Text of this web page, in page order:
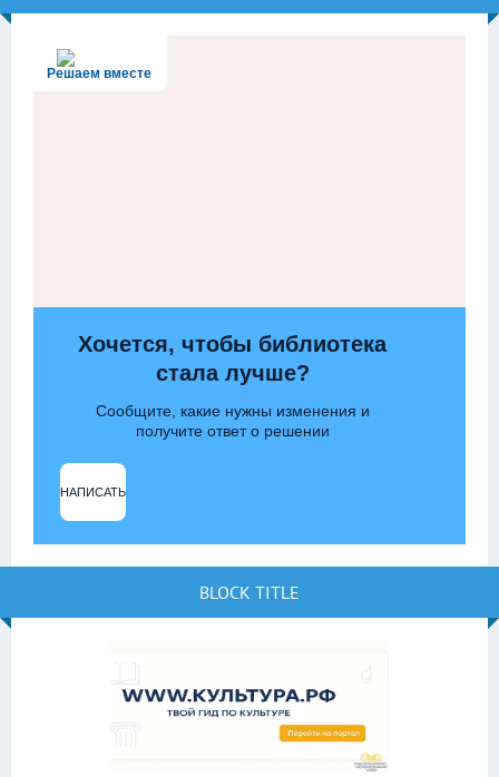
Решаем вместе
Хочется, чтобы библиотека
стала лучше?
Сообщите, какие нужны изменения и
получите ответ о решении
НАПИСАТЬ
BLOCK TITLE